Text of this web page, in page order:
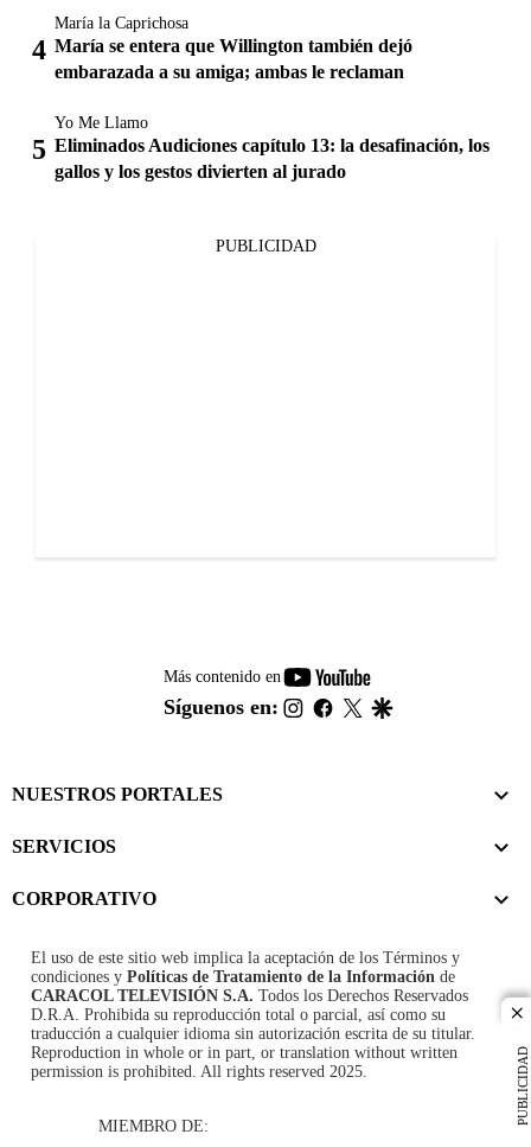
PUBLICIDAD
María la Caprichosa
María se entera que Willington también dejó
embarazada a su amiga; ambas le reclaman
Yo Me Llamo
Eliminados Audiciones capítulo 13: la desafinación, los
gallos y los gestos divierten al jurado
PUBLICIDAD
Más contenido en
youtube-
footer
Síguenos en: instagram
facebook
twitter
NUESTROS PORTALES
SERVICIOS
CORPORATIVO
El uso de este sitio web implica la aceptación de los Términos y
condiciones y Políticas de Tratamiento de la Información de
CARACOL TELEVISIÓN S.A. Todos los Derechos Reservados
D.R.A. Prohibida su reproducción total o parcial, así como su
traducción a cualquier idioma sin autorización escrita de su titular.
Reproduction in whole or in part, or translation without written
permission is prohibited. All rights reserved 2025.
MIEMBRO DE: